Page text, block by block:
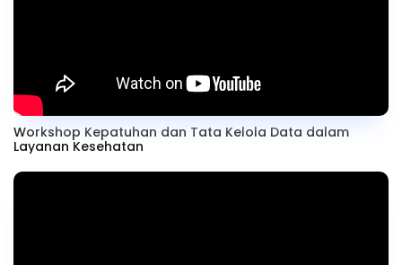
Workshop Kepatuhan dan Tata Kelola Data dalam
Layanan Kesehatan